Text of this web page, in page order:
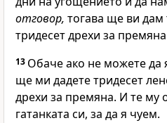
отговор, тогава ще ви дам
тридесет дрехи за
13 Обаче ако не можете да
ще ми дадете тридесет
дрехи за премяна. И те му
гатанката си, за да я чуем.